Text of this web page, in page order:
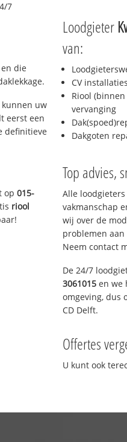
7
die
uw
eerst een
definitieve
op015-
riool
Loodgieter
van:
CV
Riool
vervanging
Dakgoten
Top advies,
Alle
vakmanschap
wij over de
problemen aan
Neem contact
De 24/7
3061015 en we
omgeving, dus
CD Delft.
Offertes
U kunt ook